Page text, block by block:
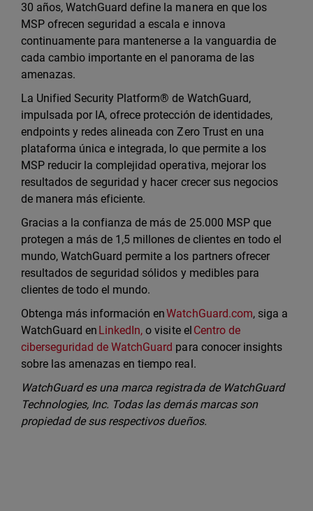
30 años, WatchGuard define la manera en que los
MSP ofrecen seguridad a escala e innova
continuamente para mantenerse a la vanguardia de
cada cambio importante en el panorama de las
amenazas.
La Unified Security Platform® de WatchGuard,
impulsada por IA, ofrece protección de identidades,
endpoints y redes alineada con Zero Trust en una
plataforma única e integrada, lo que permite a los
MSP reducir la complejidad operativa, mejorar los
resultados de seguridad y hacer crecer sus negocios
de manera más eficiente.
Gracias a la confianza de más de 25.000 MSP que
protegen a más de 1,5 millones de clientes en todo el
mundo, WatchGuard permite a los partners ofrecer
resultados de seguridad sólidos y medibles para
clientes de todo el mundo.
Obtenga más información enWatchGuard.com, siga a
WatchGuard en LinkedIn, o visite el Centro de
ciberseguridad de WatchGuard para conocer insights
sobre las amenazas en tiempo real.
WatchGuard es una marca registrada de WatchGuard
Technologies, Inc. Todas las demás marcas son
propiedad de sus respectivos dueños.